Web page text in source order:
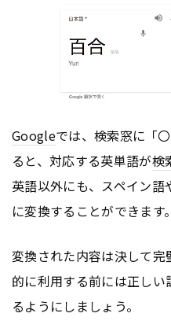
Googleでは、検索窓に「
ると、対応する英単語が検
英語以外にも、スペイン
に変換することができます。
変換された内容は決して
的に利用する前には正し
るようにしましょう。